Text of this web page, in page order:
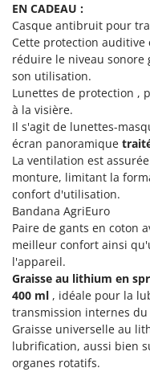
River Systems
Robomow
Rossofuoco
Rover Pompe
Royal Food
Ryobi
S
S.T.P.
Santos
Sbaraglia
Schnitzer
Seven Italy
Shark
Silky
Simatech
EN CADEAU :
Casque antibruit pour
Cette protection
réduire le niveau
son utilisation.
Lunettes de protection ,
à la visière.
Il s'agit de lunettes-
écran panoramique
La ventilation est
monture, limitant la
confort d'utilisation.
Bandana AgriEuro
Paire de gants en coton
meilleur confort ainsi
l'appareil.
Graisse au lithium en
400 ml , idéale pour la
transmission internes
Graisse universelle au
lubrification, aussi bien
organes rotatifs.